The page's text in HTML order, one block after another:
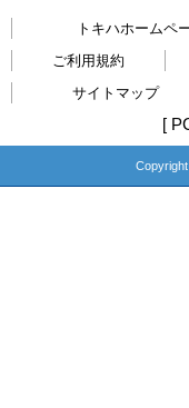
トキハホームペ
ご利用規約
サイトマップ
[